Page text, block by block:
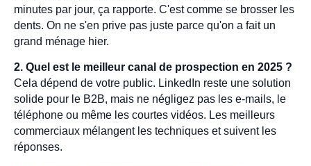
minutes par jour, ça rapporte. C'est comme se brosser les
dents. On ne s'en prive pas juste parce qu'on a fait un
grand ménage hier.
2. Quel est le meilleur canal de prospection en 2025 ?
Cela dépend de votre public. LinkedIn reste une solution
solide pour le B2B, mais ne négligez pas les e-mails, le
téléphone ou même les courtes vidéos. Les meilleurs
commerciaux mélangent les techniques et suivent les
réponses.